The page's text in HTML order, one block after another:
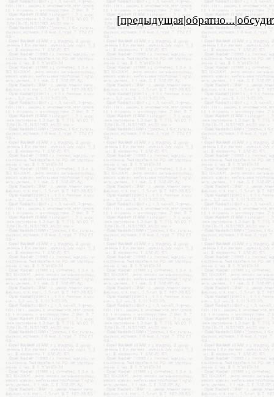
[предыдущая|обратно...|